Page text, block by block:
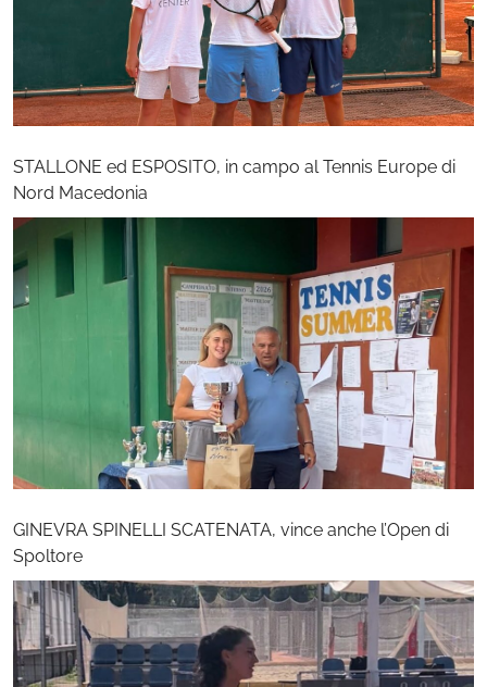
STALLONE ed ESPOSITO, in campo al Tennis Europe di
Nord Macedonia
GINEVRA SPINELLI SCATENATA, vince anche l’Open di
Spoltore